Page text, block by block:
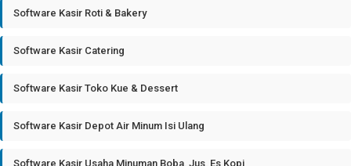
Software Kasir Roti & Bakery
Software Kasir Catering
Software Kasir Toko Kue & Dessert
Software Kasir Depot Air Minum Isi Ulang
Software Kasir Usaha Minuman Boba, Jus, Es Kopi